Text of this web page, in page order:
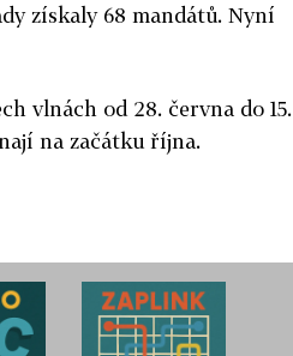
získaly 68 mandátů. Nyní
vlnách od 28. června do 15.
na začátku října.